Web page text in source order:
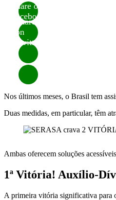
Share on
Facebook
Share
on
Twitter
Nos últimos meses, o Brasil tem
Duas medidas, em particular, têm
Ambas oferecem soluções
1ª Vitória! Auxílio-
A primeira vitória significativa para